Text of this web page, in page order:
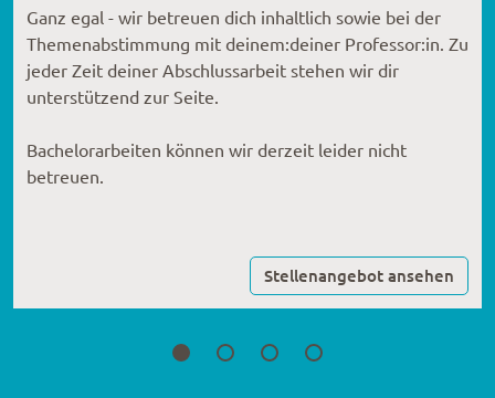
Ganz egal - wir betreuen dich inhaltlich sowie bei der
Themenabstimmung mit deinem:deiner Professor:in. Zu
jeder Zeit deiner Abschlussarbeit stehen wir dir
unterstützend zur Seite.
Bachelorarbeiten können wir derzeit leider nicht
betreuen.
Stellenangebot ansehen